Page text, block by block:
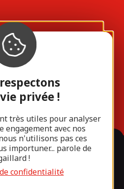
privée !
très utiles pour analyser
engagement avec nos
n'utilisons pas ces
importuner... parole de
!
confidentialité
à
08
!